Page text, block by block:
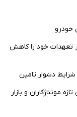
خودرو
دستگاه از تعهدات خود را کاهش
شرایط دشوار تامین
مونتاژکاران و بازار